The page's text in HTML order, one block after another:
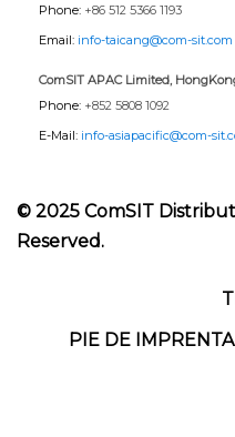
Phone: +86 512 5366 1193
Email: info-taicang@com-sit.com
ComSIT APAC Limited,
Phone: +852 5808 1092
E-Mail: info-asiapacific@com-
© 2025 ComSIT
Reserved.
Footer
Menu
PIE DE IMPRENTA